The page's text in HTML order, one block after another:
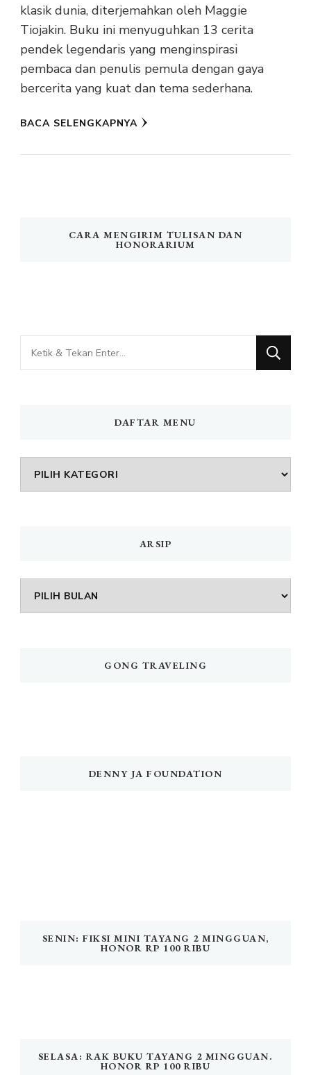
klasik dunia, diterjemahkan oleh Maggie
Tiojakin. Buku ini menyuguhkan 13 cerita
pendek legendaris yang menginspirasi
pembaca dan penulis pemula dengan gaya
bercerita yang kuat dan tema sederhana.
BACA SELENGKAPNYA
CARA MENGIRIM TULISAN DAN
HONORARIUM
Mencari
Sesuatu?
DAFTAR MENU
DAFTAR
MENU
ARSIP
Arsip
GONG TRAVELING
DENNY JA FOUNDATION
SENIN: FIKSI MINI TAYANG 2 MINGGUAN,
HONOR RP 100 RIBU
SELASA: RAK BUKU TAYANG 2 MINGGUAN.
HONOR RP 100 RIBU